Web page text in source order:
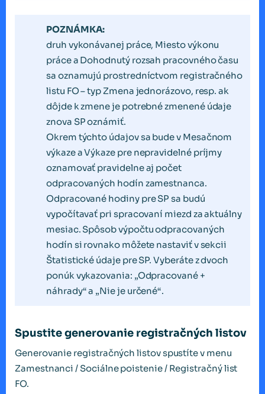
POZNÁMKA:
druh vykonávanej práce, Miesto výkonu
práce a Dohodnutý rozsah pracovného času
sa oznamujú prostredníctvom registračného
listu FO – typ Zmena jednorázovo, resp. ak
dôjde k zmene je potrebné zmenené údaje
znova SP oznámiť.
Okrem týchto údajov sa bude v Mesačnom
výkaze a Výkaze pre nepravidelné príjmy
oznamovať pravidelne aj počet
odpracovaných hodín zamestnanca.
Odpracované hodiny pre SP sa budú
vypočítavať pri spracovaní miezd za aktuálny
mesiac. Spôsob výpočtu odpracovaných
hodín si rovnako môžete nastaviť v sekcii
Štatistické údaje pre SP. Vyberáte z dvoch
ponúk vykazovania: „Odpracované +
náhrady“ a „Nie je určené“.
Spustite generovanie registračných listov
Generovanie registračných listov spustíte v menu
Zamestnanci / Sociálne poistenie / Registračný list
FO.